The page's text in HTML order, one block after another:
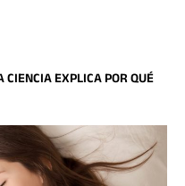
EXPLICA POR QUÉ